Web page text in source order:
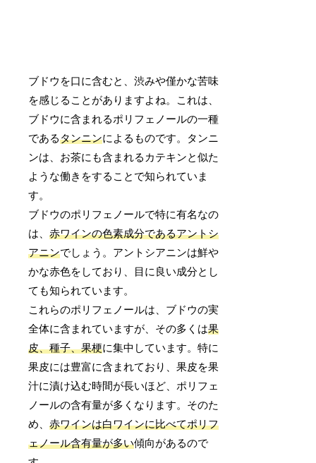
ブドウを口に含むと、渋みや僅かな苦味
を感じることがありますよね。これは、
ブドウに含まれるポリフェノールの一種
であるタンニンによるものです。タンニ
ンは、お茶にも含まれるカテキンと似た
ような働きをすることで知られていま
す。
ブドウのポリフェノールで特に有名なの
は、赤ワインの色素成分であるアントシ
アニンでしょう。アントシアニンは鮮や
かな赤色をしており、目に良い成分とし
ても知られています。
これらのポリフェノールは、ブドウの実
全体に含まれていますが、その多くは果
皮、種子、果梗に集中しています。特に
果皮には豊富に含まれており、果皮を果
汁に漬け込む時間が長いほど、ポリフェ
ノールの含有量が多くなります。そのた
め、赤ワインは白ワインに比べてポリフ
ェノール含有量が多い傾向があるので